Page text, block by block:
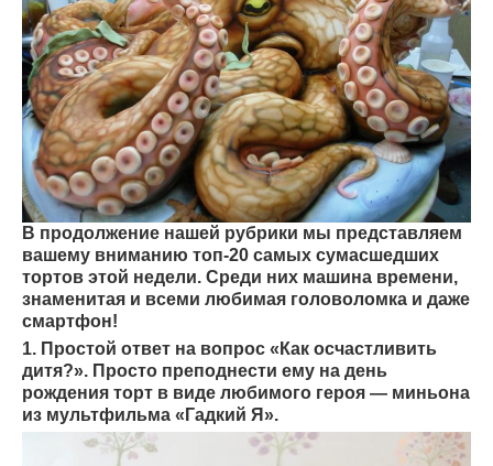
В продолжение нашей рубрики мы представляем
вашему вниманию топ-20 самых сумасшедших
тортов этой недели. Среди них машина времени,
знаменитая и всеми любимая головоломка и даже
смартфон!
1. Простой ответ на вопрос «Как осчастливить
дитя?». Просто преподнести ему на день
рождения торт в виде любимого героя — миньона
из мультфильма «Гадкий Я».